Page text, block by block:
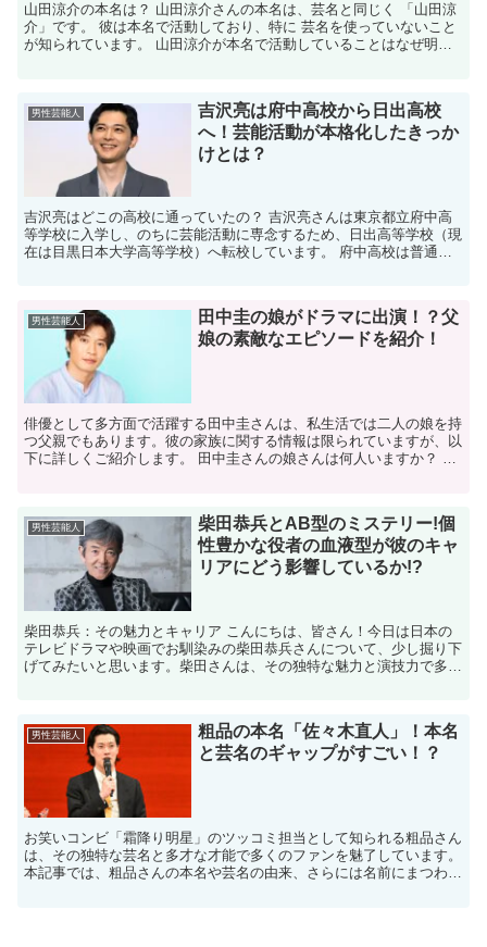
山田涼介の本名は？ 山田涼介さんの本名は、芸名と同じく 「山田涼
介」です。 彼は本名で活動しており、特に 芸名を使っていないこと
が知られています。 山田涼介が本名で活動していることはなぜ明ら
男性芸能人
吉沢亮は府中高校から日出高校
へ！芸能活動が本格化したきっか
けとは？
吉沢亮はどこの高校に通っていたの？ 吉沢亮さんは東京都立府中高
等学校に入学し、のちに芸能活動に専念するため、日出高等学校（現
在は目黒日本大学高等学校）へ転校しています。 府中高校は普通科
男性芸能人
田中圭の娘がドラマに出演！？父
娘の素敵なエピソードを紹介！
俳優として多方面で活躍する田中圭さんは、私生活では二人の娘を持
つ父親でもあります。彼の家族に関する情報は限られていますが、以
下に詳しくご紹介します。 田中圭さんの娘さんは何人いますか？ 田
男性芸能人
柴田恭兵とAB型のミステリー!個
性豊かな役者の血液型が彼のキャ
リアにどう影響しているか!?
柴田恭兵：その魅力とキャリア こんにちは、皆さん！今日は日本の
テレビドラマや映画でお馴染みの柴田恭兵さんについて、少し掘り下
げてみたいと思います。柴田さんは、その独特な魅力と演技力で多く
男性芸能人
粗品の本名「佐々木直人」！本名
と芸名のギャップがすごい！？
​お笑いコンビ「霜降り明星」のツッコミ担当として知られる粗品さん
は、その独特な芸名と多才な才能で多くのファンを魅了しています。
​本記事では、粗品さんの本名や芸名の由来、さらには名前にまつわる